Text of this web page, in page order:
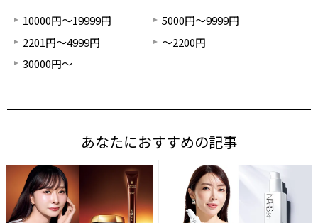
10000円～19999円
5000円～9999円
2201円～4999円
～2200円
30000円～
あなたにおすすめの記事